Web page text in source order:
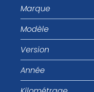
Marque
Modèle
Version
Année
Kilométrage